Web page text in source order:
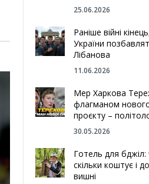
25.06.2026
Раніше війні
України
Лібанова
11.06.2026
Мер Харкова
флагманом
проєкту –
30.05.2026
Готель для
скільки коштує і
вишні